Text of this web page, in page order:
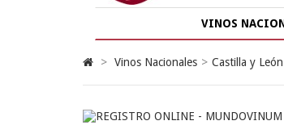
VINOS
> Vinos Nacionales > Castilla y León